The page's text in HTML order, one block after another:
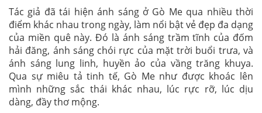
Tác giả đã tái hiện ánh sáng ở Gò Me qua nhiều thời
điểm khác nhau trong ngày, làm nổi bật vẻ đẹp đa dạng
của miền quê này. Đó là ánh sáng trầm tĩnh của đốm
hải đăng, ánh sáng chói rực của mặt trời buổi trưa, và
ánh sáng lung linh, huyền ảo của vầng trăng khuya.
Qua sự miêu tả tinh tế, Gò Me như được khoác lên
mình những sắc thái khác nhau, lúc rực rỡ, lúc dịu
dàng, đầy thơ mộng.